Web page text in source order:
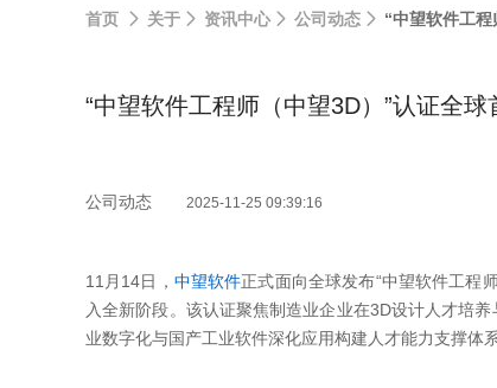
首页 关于 资讯中心 公司动态 “中望软件工
“中望软件工程师（中望3D）”认证全
公司动态 2025-11-25 09:39:16
11月14日， 中望软件正式面向全球发布“中望软件工程
入全新阶段。该认证聚焦制造业企业在3D设计人才培
业数字化与国产工业软件深化应用构建人才能力支撑体系